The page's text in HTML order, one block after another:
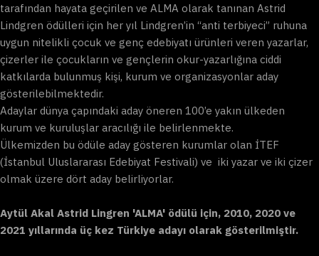
tarafından hayata geçirilen ve ALMA olarak tanınan Astrid
Lindgren ödülleri için her yıl Lindgren’in “anti terbiyeci” ruhuna
uygun nitelikli çocuk ve genç edebiyatı ürünleri veren yazarlar,
çizerler ile çocukların ve gençlerin okur-yazarlığına ciddi
katkılarda bulunmuş kişi, kurum ve organizasyonlar aday
gösterilebilmektedir.
Adaylar dünya çapındaki aday öneren 100’e yakın ülkeden
kurum ve kuruluşlar aracılığı ile belirlenmekte.
Ülkemizden bu ödüle aday gösteren kurumlar olan İTEF
(İstanbul Uluslararası Edebiyat Festivali) ve iki yazar ve iki çizer
olmak üzere dört aday belirliyorlar.
Aytül Akal Astrid Lingren 'ALMA' ödülü için, 2010, 2020 ve
2021 yıllarında üç kez Türkiye adayı olarak gösterilmiştir.